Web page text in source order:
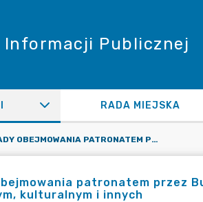
Publicznej
RADA MIEJSKA
ZASADY OBEJMOWANIA PATRONATEM PRZEZ BURMISTRZA MIASTA ŁĘCZYCA PRZEDSIĘWZIĘĆ O CHARAKTERZE SPORTOWYM, KULTURALNYM I INNYCH
patronatem przez
kulturalnym i innych